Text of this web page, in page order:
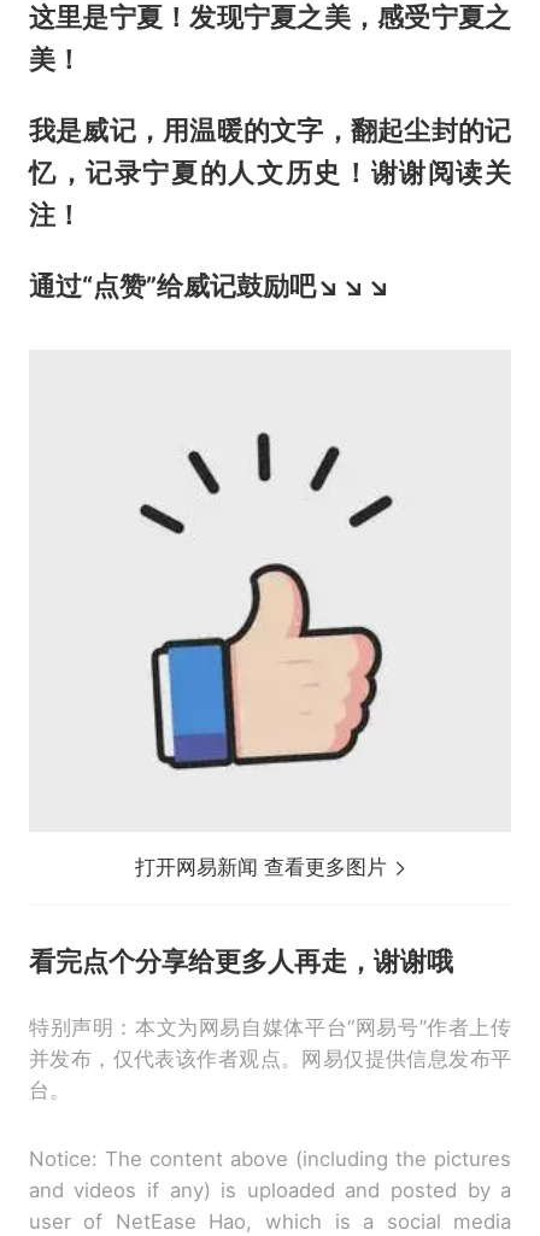
这里是宁夏！发现宁夏之美，感受宁夏之
美！
我是威记，用温暖的文字，翻起尘封的记
忆，记录宁夏的人文历史！谢谢阅读关
注！
通过“点赞”给威记鼓励吧↘↘↘
打开网易新闻 查看更多图片
看完点个分享给更多人再走，谢谢哦
特别声明：本文为网易自媒体平台“网易号”作者上传
并发布，仅代表该作者观点。网易仅提供信息发布平
台。
Notice: The content above (including the pictures
and videos if any) is uploaded and posted by a
user of NetEase Hao, which is a social media